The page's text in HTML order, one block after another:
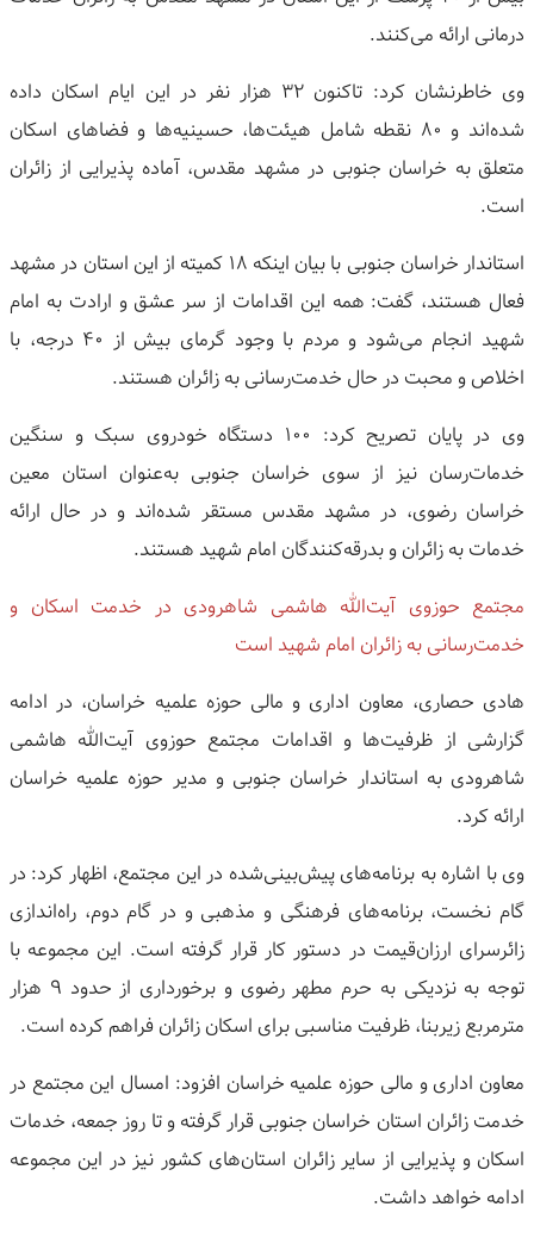
درمانی ارائه می‌کنند.
وی خاطرنشان کرد: تاکنون ۳۲ هزار نفر در این ایام اسکان داده
شده‌اند و ۸۰ نقطه شامل هیئت‌ها، حسینیه‌ها و فضاهای اسکان
متعلق به خراسان جنوبی در مشهد مقدس، آماده پذیرایی از زائران
است.
استاندار خراسان جنوبی با بیان اینکه ۱۸ کمیته از این استان در مشهد
فعال هستند، گفت: همه این اقدامات از سر عشق و ارادت به امام
شهید انجام می‌شود و مردم با وجود گرمای بیش از ۴۰ درجه، با
اخلاص و محبت در حال خدمت‌رسانی به زائران هستند.
وی در پایان تصریح کرد: ۱۰۰ دستگاه خودروی سبک و سنگین
خدمات‌رسان نیز از سوی خراسان جنوبی به‌عنوان استان معین
خراسان رضوی، در مشهد مقدس مستقر شده‌اند و در حال ارائه
خدمات به زائران و بدرقه‌کنندگان امام شهید هستند.
مجتمع حوزوی آیت‌الله هاشمی شاهرودی در خدمت اسکان و
خدمت‌رسانی به زائران امام شهید است
هادی حصاری، معاون اداری و مالی حوزه علمیه خراسان، در ادامه
گزارشی از ظرفیت‌ها و اقدامات مجتمع حوزوی آیت‌الله هاشمی
شاهرودی به استاندار خراسان جنوبی و مدیر حوزه علمیه خراسان
ارائه کرد.
وی با اشاره به برنامه‌های پیش‌بینی‌شده در این مجتمع، اظهار کرد: در
گام نخست، برنامه‌های فرهنگی و مذهبی و در گام دوم، راه‌اندازی
زائرسرای ارزان‌قیمت در دستور کار قرار گرفته است. این مجموعه با
توجه به نزدیکی به حرم مطهر رضوی و برخورداری از حدود ۹ هزار
مترمربع زیربنا، ظرفیت مناسبی برای اسکان زائران فراهم کرده است.
معاون اداری و مالی حوزه علمیه خراسان افزود: امسال این مجتمع در
خدمت زائران استان خراسان جنوبی قرار گرفته و تا روز جمعه، خدمات
اسکان و پذیرایی از سایر زائران استان‌های کشور نیز در این مجموعه
ادامه خواهد داشت.